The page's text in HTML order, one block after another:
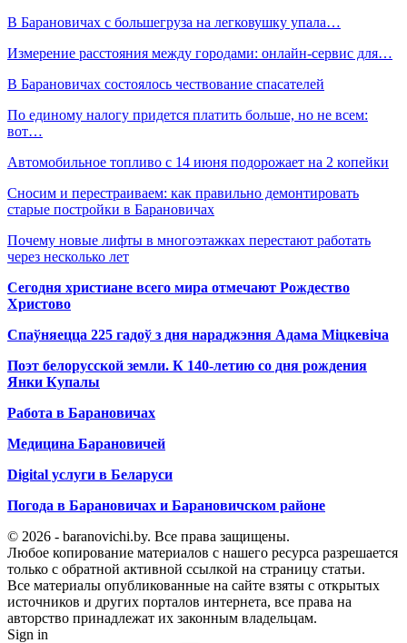
В Барановичах с большегруза на легковушку упала…
Измерение расстояния между городами: онлайн-сервис для…
В Барановичах состоялось чествование спасателей
По единому налогу придется платить больше, но не всем:
вот…
Автомобильное топливо с 14 июня подорожает на 2 копейки
Сносим и перестраиваем: как правильно демонтировать
старые постройки в Барановичах
Почему новые лифты в многоэтажках перестают работать
через несколько лет
Сегодня христиане всего мира отмечают Рождество
Христово
Спаўняецца 225 гадоў з дня нараджэння Адама Міцкевіча
Поэт белорусской земли. К 140-летию со дня рождения
Янки Купалы
Работа в Барановичах
Медицина Барановичей
Digital услуги в Беларуси
Погода в Барановичах и Барановичском районе
© 2026 - baranovichi.by. Все права защищены.
Любое копирование материалов с нашего ресурса разрешается
только с обратной активной ссылкой на страницу статьи.
Все материалы опубликованные на сайте взяты с открытых
источников и других порталов интернета, все права на
авторство принадлежат их законным владельцам.
Sign in